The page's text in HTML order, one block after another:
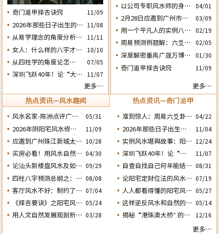
奇门遁甲择吉诀窍 11/09
2026年那些日子出生的人
会大不利之四：‘庚子’
日元
11/08
从易学理念的角度分析蔡
英文“谋独” 之路还能走
多远？
11/11
女人：什么样的八字才算
好命？女命六十条断语及
注解
10/10
​从四柱学的角度论怎样掌
握命运及怎样正确化解流
年运程中的灾祸
07/05
深圳飞跃40年！论“大鹏
格局……
11/07
更多…
以公司专职风水师的身份
应邀出席《星橙网络科技
公司》成立5周年庆典
04/01
2月28日应邀到广州市黄
埔区为朋友的亲戚堪舆住
房风水
03/09
用一个平凡人的实例八字
论断2026马年的流年运势
02/19
周易预测例题解：六爻占
卜2026年流年运势卦象分
析
02/05
深度解密番禺广晟万博中
心写字楼商铺商业不竞气
的风水原因
01/30
奇门遁甲择吉诀窍 11/09
更多…
热点资讯—风水趣闻 热点资讯—奇门遁甲
风水名家-陈洲点评广州
广交会芭洲交易中心大楼
的风水态势
05/31
准到惊人：周易六爻卦占
运经典案例分享
04/22
2026年阴阳宅风水修造
动土入宅择吉需知
11/09
2026年那些日子出生的
人会大不利之二：‘壬
子’ 日元
11/04
应邀到广州珠江新城太平
洋金融大厦堪舆调理风水
10/28
实例风水堪舆故事：阳宅
凶灶惹出来的凶祸与化解
方法
12/24
买房必看！用风水自然环
境观教你怎样选购住宅房
子及正确的装修布局规划
04/30
深圳飞跃40年！论“大
鹏戏龟”和“儒子牛”的风
水格局……
11/07
论汕头新楼盘风水及如何
正确化解“门、主、灶”
的煞气
09/29
自查自找自己何年能结婚
生子？四柱“红鸾、天
喜” 二星临年运是否就一
定能结婚生子？
08/31
四柱八字预测总纲之：生
成四柱八字的依据及日月
五星主政的各自特性……
08/08
论阳宅定财位法的风水依
据及怎样正确运用财位催
财
07/19
客厅风水不好：制约了家
庭运势及汕头经济发
07/04
人人都看得懂的阳宅风水
通用口诀
05/27
《择吉要诀》之阳宅风水
择日法
05/24
这样逆反风水和自然的室
内布局房子，千万不能
买！
05/14
用人文自然发展观剖析相 03/28
揭秘“港珠澳大桥” 的建
12/16
更多…